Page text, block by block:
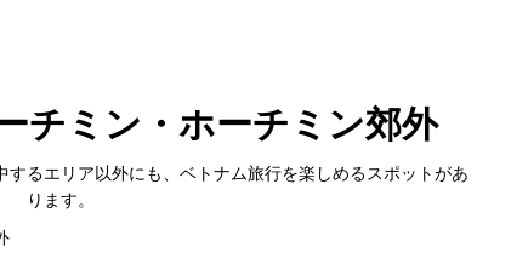
チミン・ホーチミン郊外
るエリア以外にも、ベトナム旅行を楽しめるスポットがあ
ります。